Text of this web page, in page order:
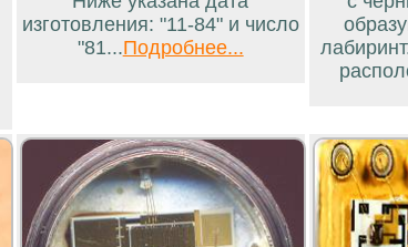
изготовления: "11-84" и число
"81...Подробнее...